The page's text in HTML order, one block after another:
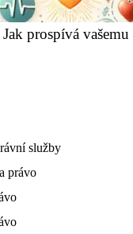
prospívá vašemu
služby
právo